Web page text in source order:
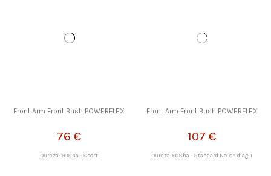
Front Arm Front Bush POWERFLEX
76 €
Dureza: 90Sha - Sport
Front Arm Front Bush POWERFLEX
107 €
Dureza: 80Sha - Standard No. on diag: 1